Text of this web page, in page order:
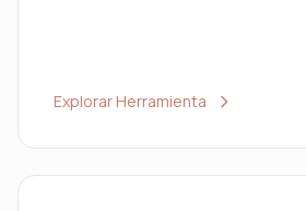
Explorar Herramienta